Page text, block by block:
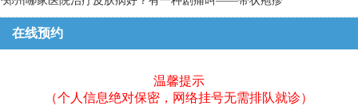
在线预约
温馨提示
（个人信息绝对保密，网络挂号无需排队就诊）